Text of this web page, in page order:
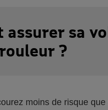
assurer sa
?
moins de risque